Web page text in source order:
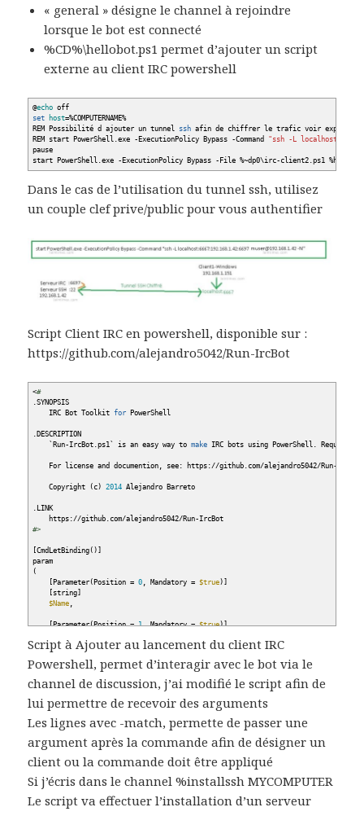
« general » désigne le channel à rejoindre
lorsque le bot est connecté
%CD%\hellobot.ps1 permet d’ajouter un script
externe au client IRC powershell
@echo off
set host=%COMPUTERNAME%
REM Possibilité d ajouter un tunnel ssh afin de chiffrer le trafic voir
REM start PowerShell.exe -ExecutionPolicy Bypass -Command
"ssh -L
pause
start PowerShell.exe -ExecutionPolicy Bypass -File %~dp0\irc-client2.ps1%host
Dans le cas de l’utilisation du tunnel ssh, utilisez
un couple clef prive/public pour vous authentifier
Script Client IRC en powershell, disponible sur :
https://github.com/alejandro5042/Run-IrcBot
<#
.SYNOPSIS
IRC Bot Toolkitfor PowerShell
.DESCRIPTION
` Run-IrcBot.ps1 ` is an easy way tomake IRC bots using PowerShell.
For license and documention, see: https://github.com/alejandro5042/Run-IrcBot
Copyright (c) 2014 Alejandro Barreto
.LINK
https://github.com/alejandro5042/Run-IrcBot
#>
[CmdLetBinding ( ) ]
param
(
[ Parameter ( Position =0 , Mandatory =$true) ]
[ string]
$Name ,
[Parameter(Position =1, Mandatory =$true)]
$Server,
[Parameter(Position = 2, Mandatory =$true)]
string ]
$Channels,
[Parameter(Position =3)]
$BotScript ,
$State=@ {},
[switch]
)
#################################################################
Script à Ajouter au lancement du client IRC
Powershell, permet d’interagir avec le bot via le
channel de discussion, j’ai modifié le script afin de
lui permettre de recevoir des arguments
Les lignes avec -match, permette de passer une
argument après la commande afin de désigner un
client ou la commande doit être appliqué
Si j’écris dans le channel %installssh MYCOMPUTER
Le script va effectuer l’installation d’un serveur